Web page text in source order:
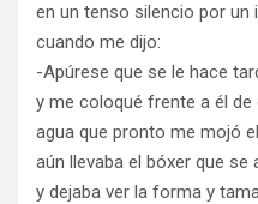
en un tenso silencio por un
cuando me dijo:
-Apúrese que se le hace
y me coloqué frente a él
agua que pronto me mojó
aún llevaba el bóxer que
y dejaba ver la forma y